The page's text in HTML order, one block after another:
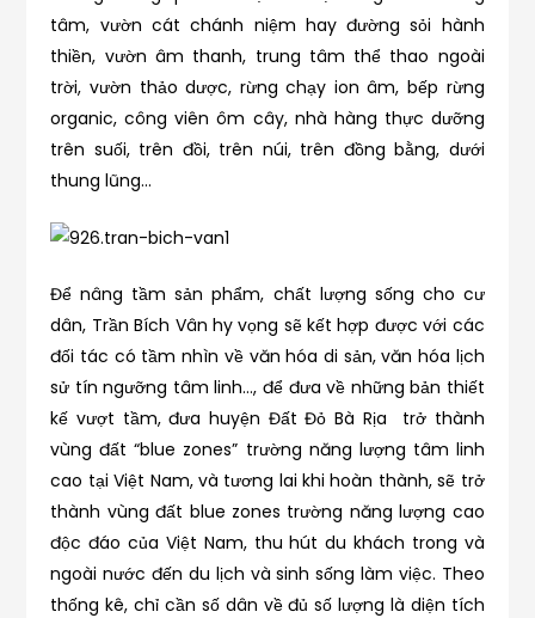
tâm, vườn cát chánh niệm hay đường sỏi hành
thiền, vườn âm thanh, trung tâm thể thao ngoài
trời, vườn thảo dược, rừng chạy ion âm, bếp rừng
organic, công viên ôm cây, nhà hàng thực dưỡng
trên suối, trên đồi, trên núi, trên đồng bằng, dưới
thung lũng…
Để nâng tầm sản phẩm, chất lượng sống cho cư
dân, Trần Bích Vân hy vọng sẽ kết hợp được với các
đối tác có tầm nhìn về văn hóa di sản, văn hóa lịch
sử tín ngưỡng tâm linh…, để đưa về những bản thiết
kế vượt tầm, đưa huyện Đất Đỏ Bà Rịa trở thành
vùng đất “blue zones” trường năng lượng tâm linh
cao tại Việt Nam, và tương lai khi hoàn thành, sẽ trở
thành vùng đất blue zones trường năng lượng cao
độc đáo của Việt Nam, thu hút du khách trong và
ngoài nước đến du lịch và sinh sống làm việc. Theo
thống kê, chỉ cần số dân về đủ số lượng là diện tích